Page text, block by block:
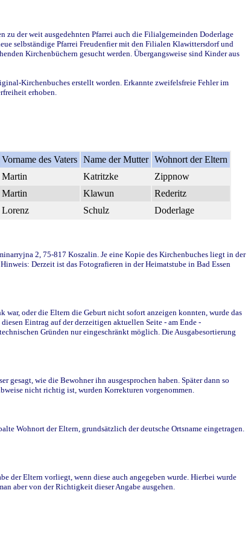
der weit ausgedehnten Pfarrei auch die Filialgemeinden Doderlage
selbständige Pfarrei Freudenfier mit den Filialen Klawittersdorf und
Kirchenbüchern gesucht werden. Übergangsweise sind Kinder aus
Kirchenbuches erstellt worden. Erkannte zweifelsfreie Fehler im
erhoben.
Vorname des Vaters Name der Mutter Wohnort der Eltern
Martin Katritzke
Zippnow
Martin Klawun
Rederitz
Lorenz Schulz Doderlage
2, 75-817 Koszalin. Je eine Kopie des Kirchenbuches liegt in der
Derzeit ist das Fotografieren in der Heimatstube in Bad Essen
oder die Eltern die Geburt nicht sofort anzeigen konnten, wurde das
Eintrag auf der derzeitigen aktuellen Seite - am Ende -
Gründen nur eingeschränkt möglich. Die Ausgabesortierung
gesagt, wie die Bewohner ihn ausgesprochen haben. Später dann so
nicht richtig ist, wurden Korrekturen vorgenommen.
Wohnort der Eltern, grundsätzlich der deutsche Ortsname eingetragen.
der Eltern vorliegt, wenn diese auch angegeben wurde. Hierbei wurde
aber von der Richtigkeit dieser Angabe ausgehen.